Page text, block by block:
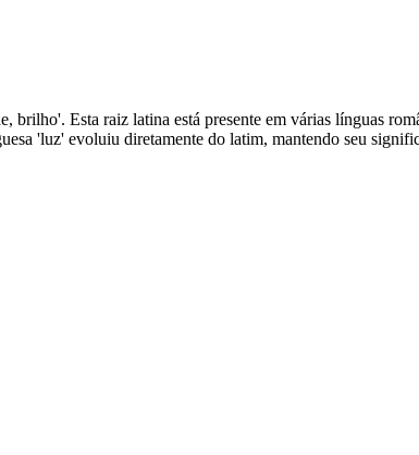
Esta raiz latina está presente em várias línguas
'luz' evoluiu diretamente do latim, mantendo seu